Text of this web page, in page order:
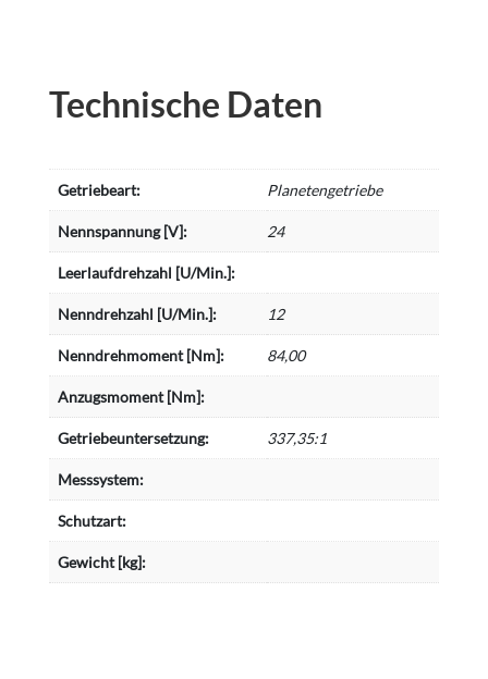
Technische Daten
Getriebeart: Planetengetriebe
Nennspannung [V]: 24
Leerlaufdrehzahl [U/Min.]:
Nenndrehzahl [U/Min.]: 12
Nenndrehmoment [Nm]: 84,00
Anzugsmoment [Nm]:
Getriebeuntersetzung: 337,35:1
Messsystem:
Schutzart:
Gewicht [kg]: